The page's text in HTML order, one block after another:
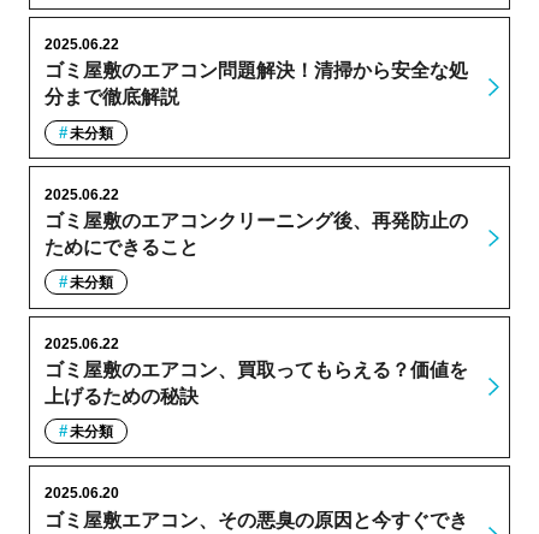
ゴミ屋敷のエアコン問題解決！清掃から安全な処
分まで徹底解説
2025.06.22
未分類
ゴミ屋敷のエアコンクリーニング後、再発防止の
ためにできること
2025.06.22
未分類
ゴミ屋敷のエアコン、買取ってもらえる？価値を
上げるための秘訣
2025.06.22
未分類
ゴミ屋敷エアコン、その悪臭の原因と今すぐでき
2025.06.20